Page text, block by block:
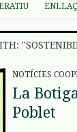
NOTÍCIES
La
Poblet